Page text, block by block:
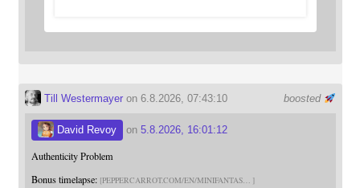
boosted
Till Westermayeron 6.8.2026, 07:43:10
David Revoy on 5.8.2026, 16:01:12
Authenticity Problem
Bonus timelapse: PEPPERCARROT.COM/EN/MINIFANTAS